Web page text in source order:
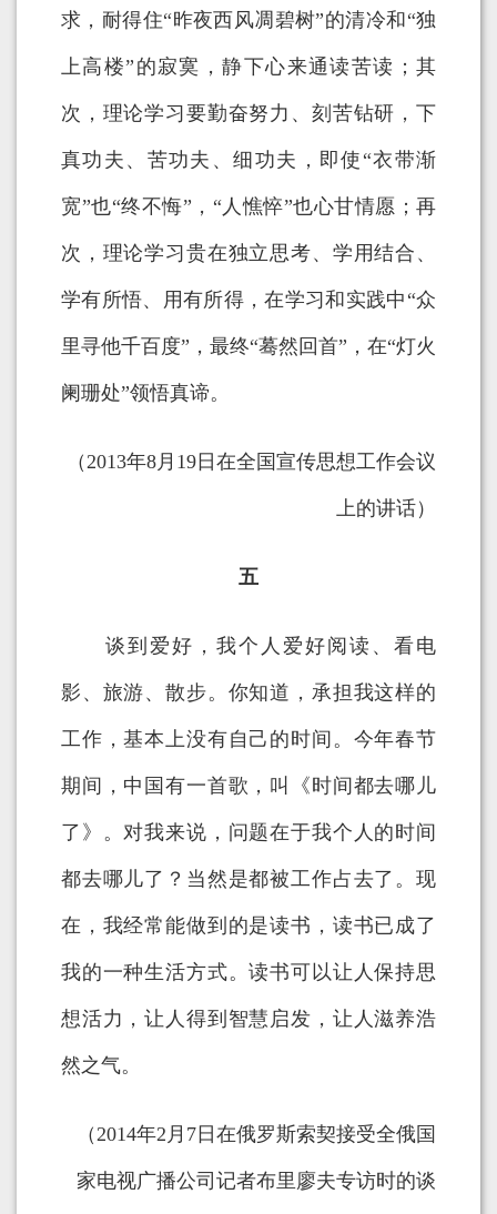
求，耐得住“昨夜西风凋碧树”的清冷和“独
上高楼”的寂寞，静下心来通读苦读；其
次，理论学习要勤奋努力、刻苦钻研，下
真功夫、苦功夫、细功夫，即使“衣带渐
宽”也“终不悔”，“人憔悴”也心甘情愿；再
次，理论学习贵在独立思考、学用结合、
学有所悟、用有所得，在学习和实践中“众
里寻他千百度”，最终“蓦然回首”，在“灯火
阑珊处”领悟真谛。
（2013年8月19日在全国宣传思想工作会议
上的讲话）
五
谈到爱好，我个人爱好阅读、看电
影、旅游、散步。你知道，承担我这样的
工作，基本上没有自己的时间。今年春节
期间，中国有一首歌，叫《时间都去哪儿
了》。对我来说，问题在于我个人的时间
都去哪儿了？当然是都被工作占去了。现
在，我经常能做到的是读书，读书已成了
我的一种生活方式。读书可以让人保持思
想活力，让人得到智慧启发，让人滋养浩
然之气。
（2014年2月7日在俄罗斯索契接受全俄国
家电视广播公司记者布里廖夫专访时的谈